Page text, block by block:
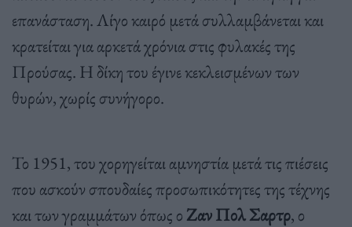
επανάσταση. Λίγο καιρό μετά συλλαμβάνεται και
κρατείται για αρκετά χρόνια στις φυλακές της
Προύσας. Η δίκη του έγινε κεκλεισμένων των
θυρών, χωρίς συνήγορο.
Το 1951, του χορηγείται αμνηστία μετά τις πιέσεις
που ασκούν σπουδαίες προσωπικότητες της τέχνης
και των γραμμάτων όπως ο Ζαν Πολ Σαρτρ, ο